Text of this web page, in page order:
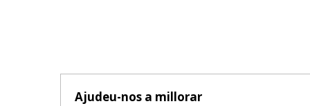
Ajudeu-nos a millorar